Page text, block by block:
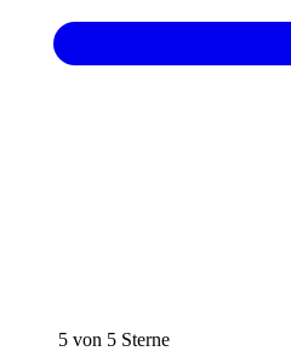
5 von 5 Sterne